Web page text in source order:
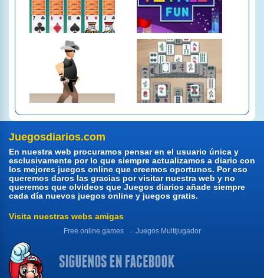
Juegosdiarios.com
En nuestra web procuramos pensar en el usuario única y
esclusivamente por lo que siempre actualizamos a diario con
los mejores juegos online que creemos oportunos. Por eso
queremos daros las gracias por visitar nuestra web y no
queremos que olvideos que Juegos diarios añade siempre
cada día nuevos juegos online y juegos gratis.
Visita nuestras webs amigas
Free online games Juegos Multijugador